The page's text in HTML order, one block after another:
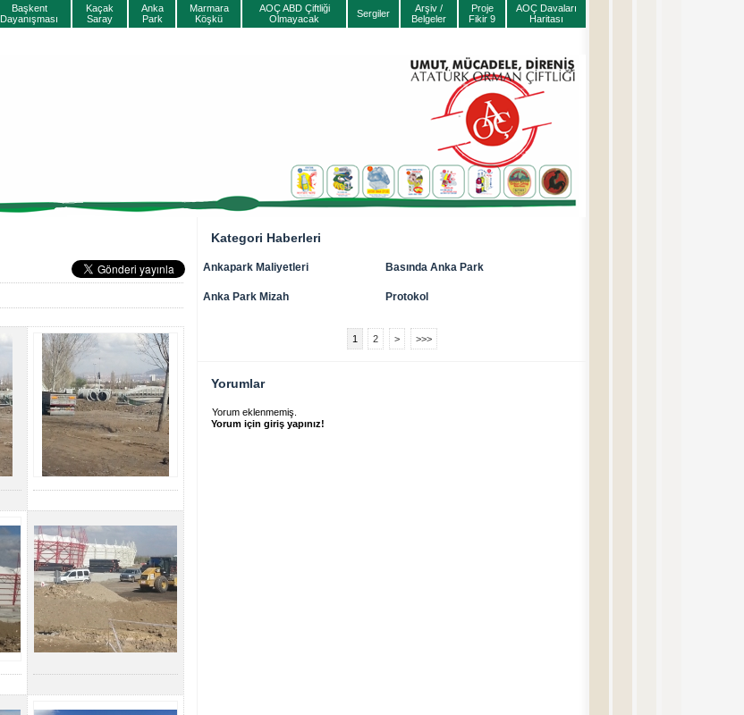
Başkent
Dayanışması
Kaçak
Saray
Anka
Park
Marmara
Köşkü
AOÇ ABD Çiftliği
Olmayacak
Sergiler
Arşiv /
Belgeler
Proje
Fikir 9
AOÇ Davaları
Haritası
Kategori Haberleri
Ankapark Maliyetleri Basında Anka Park
Anka Park Mizah Protokol
1 2 > >>>
Yorumlar
Yorum eklenmemiş.
Yorum için giriş yapınız!